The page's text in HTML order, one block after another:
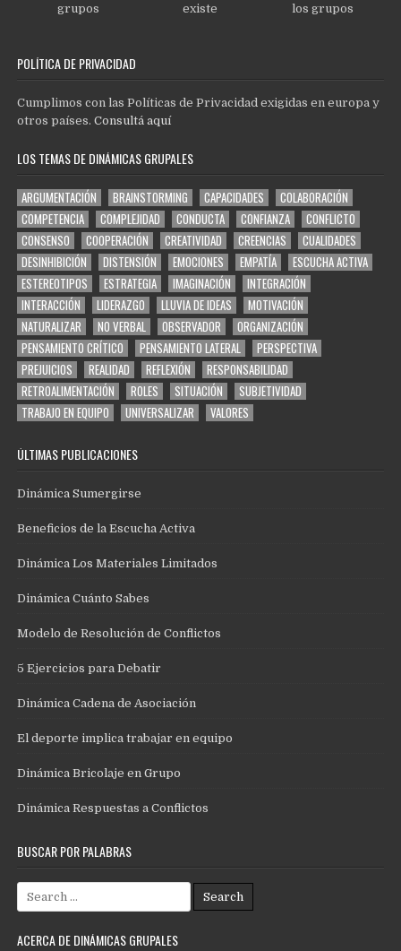
grupos
existe
los grupos
POLÍTICA DE PRIVACIDAD
Cumplimos con las Políticas de Privacidad exigidas en europa y
otros países.Consultá aquí
LOS TEMAS DE DINÁMICAS GRUPALES
ARGUMENTACIÓN BRAINSTORMING CAPACIDADES
COLABORACIÓN
COMPETENCIA
COMPLEJIDAD CONDUCTA CONFIANZA
CONFLICTO
CONSENSO
COOPERACIÓN CREATIVIDAD CREENCIAS
CUALIDADES
DESINHIBICIÓN
DISTENSIÓN EMOCIONES EMPATÍA
ESCUCHA ACTIVA
ESTEREOTIPOS
ESTRATEGIA IMAGINACIÓN
INTEGRACIÓN
INTERACCIÓN
LIDERAZGO LLUVIA DE IDEAS
MOTIVACIÓN
NATURALIZAR
NO VERBAL OBSERVADOR
ORGANIZACIÓN
PENSAMIENTO CRÍTICO
PENSAMIENTO LATERAL
PERSPECTIVA
PREJUICIOS
REALIDAD REFLEXIÓN
RESPONSABILIDAD
RETROALIMENTACIÓN
ROLES SITUACIÓN
SUBJETIVIDAD
TRABAJO EN EQUIPO
UNIVERSALIZAR VALORES
ÚLTIMAS PUBLICACIONES
Dinámica Sumergirse
Beneficios de la Escucha Activa
Dinámica Los Materiales Limitados
Dinámica Cuánto Sabes
Modelo de Resolución de Conflictos
5 Ejercicios para Debatir
Dinámica Cadena de Asociación
El deporte implica trabajar en equipo
Dinámica Bricolaje en Grupo
Dinámica Respuestas a Conflictos
BUSCAR POR PALABRAS
Search
for:
ACERCA DE DINÁMICAS GRUPALES